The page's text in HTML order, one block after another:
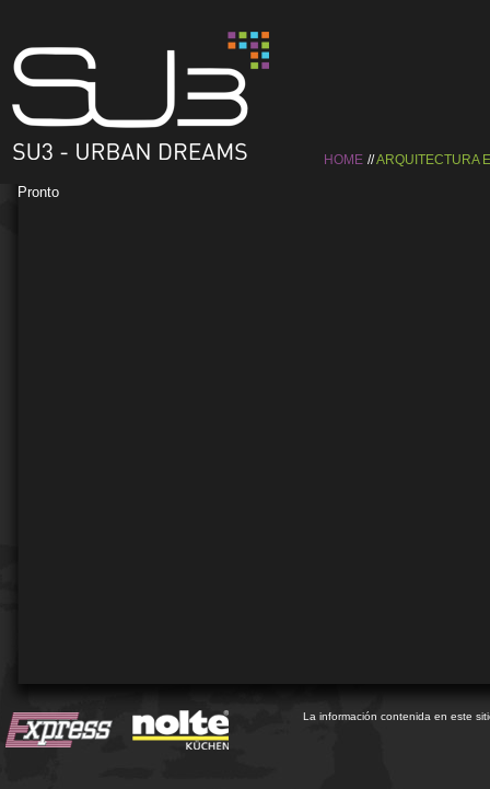
HOME ARQUITECTURA
Pronto
La información contenida en este